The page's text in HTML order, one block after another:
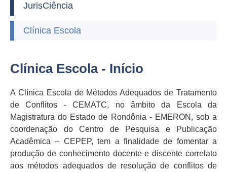
JurisCiência
Clínica Escola
Clínica Escola - Início
A Clínica Escola de Métodos Adequados de Tratamento
de Conflitos - CEMATC, no âmbito da Escola da
Magistratura do Estado de Rondônia - EMERON, sob a
coordenação do Centro de Pesquisa e Publicação
Acadêmica – CEPEP, tem a finalidade de fomentar a
produção de conhecimento docente e discente correlato
aos métodos adequados de resolução de conflitos de